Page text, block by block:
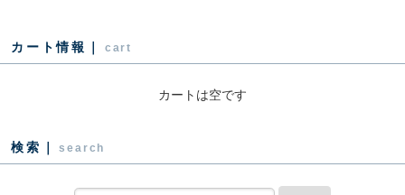
カート情報｜ cart
カートは空です
検索｜ search